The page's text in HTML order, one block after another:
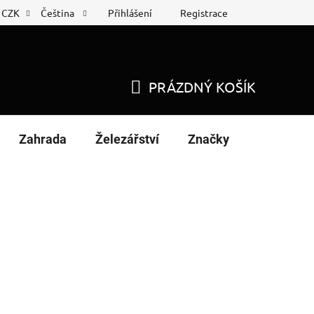
list Nákup na splátky
CZK Čeština Přihlášení Registrace
KOŠÍK
PRÁZDNÝ KOŠÍK
Zahrada Železářství Značky